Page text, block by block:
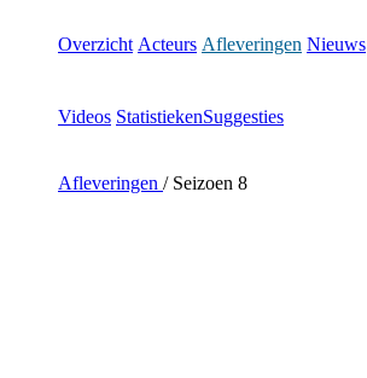
Overzicht Acteurs Afleveringen Nieuws
Videos StatistiekenSuggesties
Afleveringen /Seizoen 8